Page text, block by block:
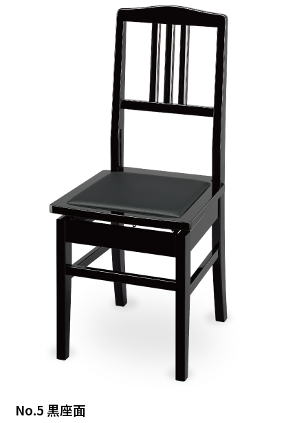
No.5 黒座面